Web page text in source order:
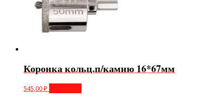
Коронка кольц.п/камню 16*67мм
545,00₽